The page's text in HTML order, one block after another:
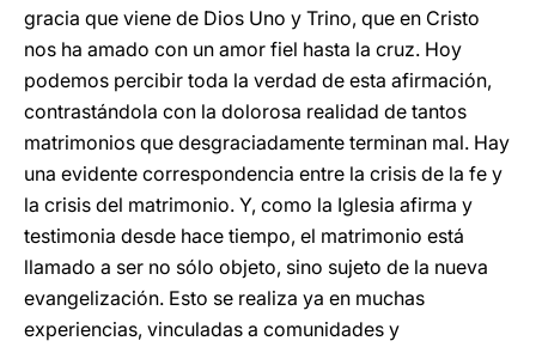
gracia que viene de Dios Uno y Trino, que en Cristo
nos ha amado con un amor fiel hasta la cruz. Hoy
podemos percibir toda la verdad de esta afirmación,
contrastándola con la dolorosa realidad de tantos
matrimonios que desgraciadamente terminan mal. Hay
una evidente correspondencia entre la crisis de la fe y
la crisis del matrimonio. Y, como la Iglesia afirma y
testimonia desde hace tiempo, el matrimonio está
llamado a ser no sólo objeto, sino sujeto de la nueva
evangelización. Esto se realiza ya en muchas
experiencias, vinculadas a comunidades y